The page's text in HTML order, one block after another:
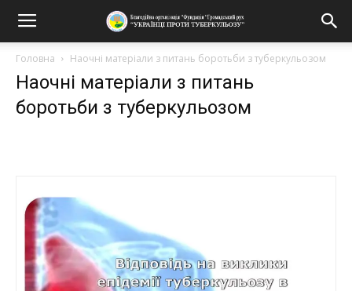
Головна Наочні матеріали з питань боротьби з туберкульозом
Наочні матеріали з питань
боротьби з туберкульозом